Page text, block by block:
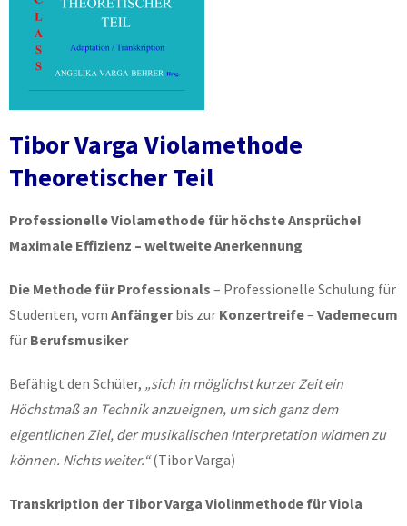
Tibor Varga Violamethode
Theoretischer Teil
Professionelle Violamethode für höchste Ansprüche!
Maximale Effizienz – weltweite Anerkennung
Die Methode für Professionals – Professionelle Schulung für
Studenten, vom Anfängerbis zur Konzertreife– Vademecum
für Berufsmusiker
Befähigt den Schüler, „sich in möglichst kurzer Zeit ein
Höchstmaß an Technik anzueignen, um sich ganz dem
eigentlichen Ziel, der musikalischen Interpretation widmen zu
können. Nichts weiter.“(Tibor Varga)
Transkription der Tibor Varga Violinmethode für Viola